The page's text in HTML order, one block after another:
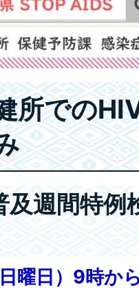
所での
及週間特例
曜日）9時か